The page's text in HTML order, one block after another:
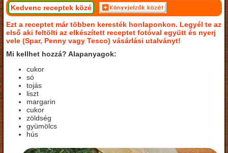
Kedvenc receptek közé
Ezt a receptet már többen keresték honlaponkon. Legyél te az
első aki feltölti az elkészített receptet fotóval együtt és nyerj
vele (Spar, Penny vagy Tesco) vásárlási utalványt!
Mi kellhet hozzá? Alapanyagok:
cukor
só
tojás
liszt
margarin
cukor
zöldség
gyümölcs
hús